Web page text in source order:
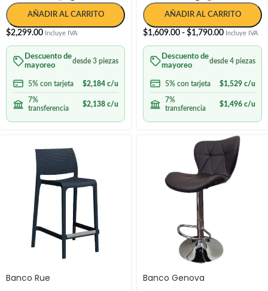
AÑADIR AL CARRITO
$2,299.00 Incluye IVA
Descuento de
mayoreo
desde 3 piezas
5% con tarjeta $2,184 c/u
7%
transferencia
$2,138 c/u
AÑADIR AL CARRITO
$1,609.00 - $1,790.00 Incluye IVA
Descuento de
mayoreo
desde 4 piezas
5% con tarjeta $1,529 c/u
7%
transferencia
$1,496 c/u
Banco Rue Banco Genova